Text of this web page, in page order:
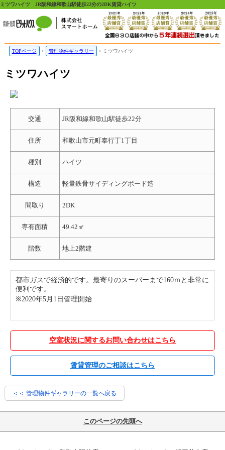
ミツワハイツ JR阪和線和歌山駅徒歩22分の2DK賃貸ハイツ
TOPページ 管理物件ギャラリー ミツワハイツ
ミツワハイツ
交通 JR阪和線和歌山駅徒歩22分
住所 和歌山市元町奉行丁1丁目
種別 ハイツ
構造 軽量鉄骨サイディングボード造
間取り 2DK
専有面積 49.42㎡
階数 地上2階建
都市ガスで経済的です。最寄りのスーパーまで160ｍと非常に
便利です。
※2020年5月1日管理開始
空室状況に関するお問い合わせはこちら
賃貸管理のご相談はこちら
＜＜ 管理物件ギャラリーの一覧へ戻る
このページの先頭へ